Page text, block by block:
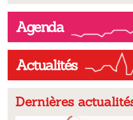
Agenda
Actualités
Dernières